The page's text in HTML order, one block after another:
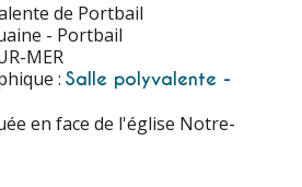
de Portbail
- Portbail
MER
: Salle polyvalente -
en face de l'église Notre-